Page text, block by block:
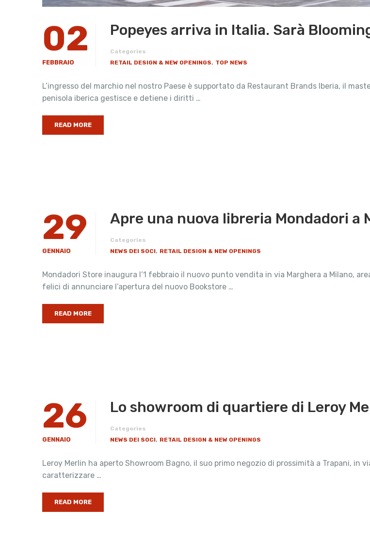
02
FEBBRAIO
Popeyes arriva in Italia. Sarà
Categories
RETAIL DESIGN & NEW OPENINGS, TOP NEWS
L’ingresso del marchio nel nostro Paese è supportato da Restaurant Brands Iberia, il
penisola iberica gestisce e detiene i diritti …
READ MORE
29
GENNAIO
Apre una nuova libreria Mondadori a
Categories
NEWS DEI SOCI, RETAIL DESIGN & NEW OPENINGS
Mondadori Store inaugura l’1 febbraio il nuovo punto vendita in via Marghera a Milano,
felici di annunciare l’apertura del nuovo Bookstore …
READ MORE
26
GENNAIO
​Lo showroom di quartiere di Leroy
Categories
NEWS DEI SOCI, RETAIL DESIGN & NEW OPENINGS
Leroy Merlin ha aperto Showroom Bagno, il suo primo negozio di prossimità a Trapani, in
caratterizzare …
READ MORE